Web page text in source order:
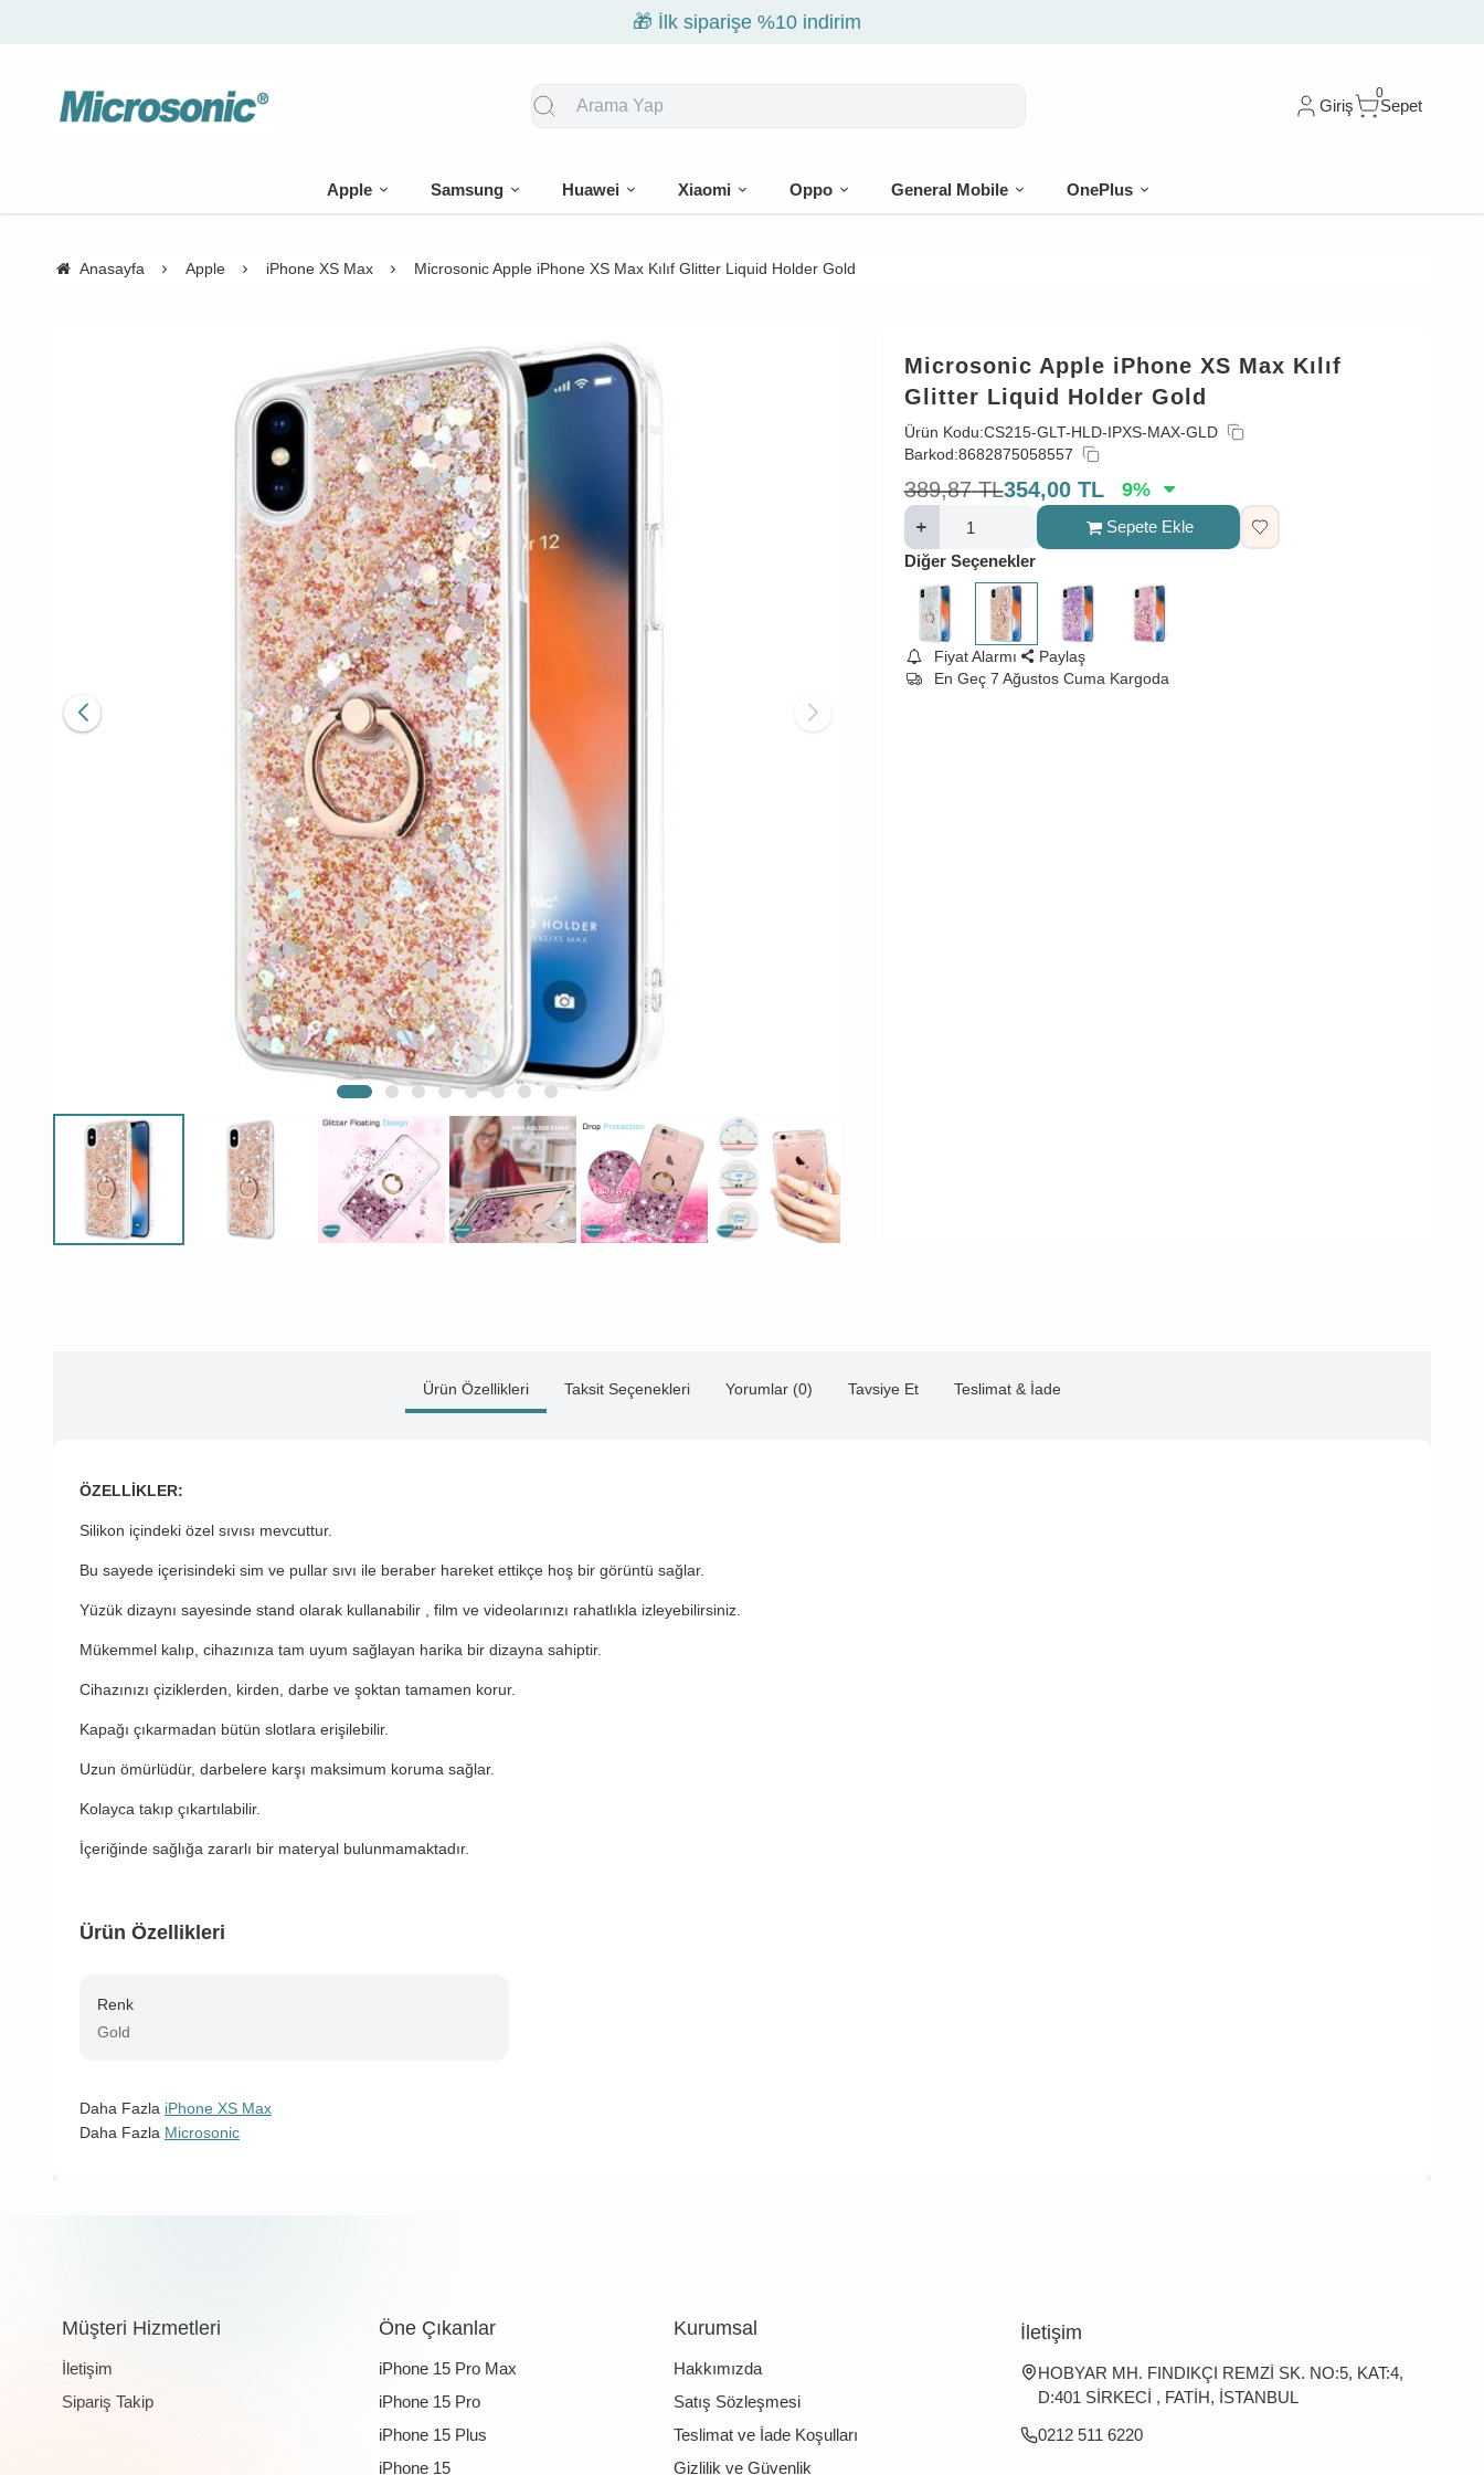
🎁 İlk siparişe %10 indirim
Giriş
0
Sepet
Apple Samsung Huawei Xiaomi Oppo General Mobile OnePlus
Anasayfa Apple iPhone XS Max Microsonic Apple iPhone XS Max Kılıf Glitter Liquid Holder Gold
Microsonic Apple iPhone XS Max Kılıf
Glitter Liquid Holder Gold
Ürün Kodu:CS215-GLT-HLD-IPXS-MAX-GLD
Barkod:8682875058557
389,87 TL354,00 TL 9%
Sepete Ekle
Diğer Seçenekler
Fiyat Alarmı
Paylaş
En Geç 7 Ağustos Cuma Kargoda
Ürün Özellikleri Taksit Seçenekleri Yorumlar (0) Tavsiye Et Teslimat & İade
ÖZELLİKLER:
Silikon içindeki özel sıvısı mevcuttur.
Bu sayede içerisindeki sim ve pullar sıvı ile beraber hareket ettikçe hoş bir görüntü sağlar.
Yüzük dizaynı sayesinde stand olarak kullanabilir , film ve videolarınızı rahatlıkla izleyebilirsiniz.
Mükemmel kalıp, cihazınıza tam uyum sağlayan harika bir dizayna sahiptir.
Cihazınızı çiziklerden, kirden, darbe ve şoktan tamamen korur.
Kapağı çıkarmadan bütün slotlara erişilebilir.
Uzun ömürlüdür, darbelere karşı maksimum koruma sağlar.
Kolayca takıp çıkartılabilir.
İçeriğinde sağlığa zararlı bir materyal bulunmamaktadır.
Ürün Özellikleri
Renk
Gold
Daha Fazla iPhone XS Max
Daha Fazla Microsonic
Müşteri Hizmetleri
İletişim
Sipariş Takip
Öne Çıkanlar
iPhone 15 Pro Max
iPhone 15 Pro
iPhone 15 Plus
iPhone 15
Kurumsal
Hakkımızda
Satış Sözleşmesi
Teslimat ve İade Koşulları
Gizlilik ve Güvenlik
İletişim
HOBYAR MH. FINDIKÇI REMZİ SK. NO:5, KAT:4,
D:401 SİRKECİ , FATİH, İSTANBUL
0212 511 6220